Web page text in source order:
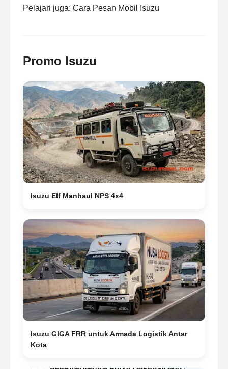
Pelajari juga: Cara Pesan Mobil Isuzu
Promo Isuzu
Isuzu Elf Manhaul NPS 4x4
Isuzu GIGA FRR untuk Armada Logistik Antar
Kota